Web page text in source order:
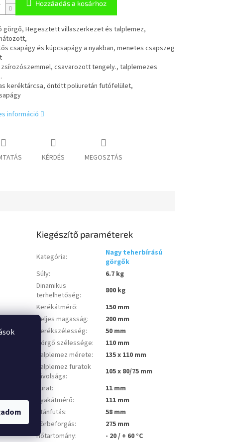
Hozzáadás a kosárhoz
görgő, Hegesztett villaszerkezet és talplemez,
csapágy és kúpcsapágy a nyakban, menetes csapszeg
zsírozószemmel, csavarozott tengely., talplemezes
keréktárcsa, öntött poliuretán futófelület,
információ
KÉRDÉS MEGOSZTÁS
Kiegészítő paraméterek
Kategória:
Nagy teherbírású
görgők
Súly:
6.7 kg
Dinamikus
terhelhetőség:
800 kg
Kerékátmérő:
150 mm
Teljes magasság:
200 mm
Kerékszélesség:
50 mm
Görgő szélessége:
110 mm
Talplemez mérete:
135 x 110 mm
Talplemez furatok
távolsága:
105 x 80/75 mm
Furat:
11 mm
Nyakátmérő:
111 mm
Utánfutás:
58 mm
Körbeforgás:
275 mm
Hőtartomány:
- 20 / + 60 °C